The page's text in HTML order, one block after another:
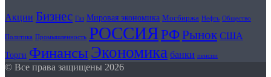
Акции Бизнес Газ Мировая экономика Мосбиржа Нефть Общество
Политика Промышленность РОССИЯРФРынок США
Торги Финансы Экономика банки пенсии
© Все права защищены 2026